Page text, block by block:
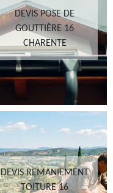
DEVIS POSE DE
GOUTTIÈRE 16
CHARENTE
DEVIS REMANIEMENT
TOITURE 16